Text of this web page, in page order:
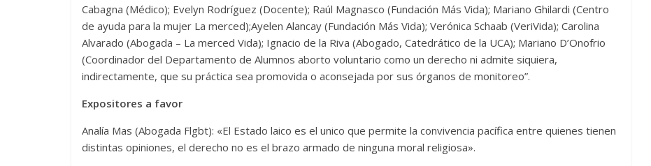
Cabagna (Médico); Evelyn Rodríguez (Docente); Raúl Magnasco (Fundación Más Vida); Mariano Ghilardi (Centro
de ayuda para la mujer La merced);Ayelen Alancay (Fundación Más Vida); Verónica Schaab (VeriVida); Carolina
Alvarado (Abogada – La merced Vida); Ignacio de la Riva (Abogado, Catedrático de la UCA); Mariano D’Onofrio
(Coordinador del Departamento de Alumnos aborto voluntario como un derecho ni admite siquiera,
indirectamente, que su práctica sea promovida o aconsejada por sus órganos de monitoreo”.
Expositores a favor
Analía Mas (Abogada Flgbt): «El Estado laico es el unico que permite la convivencia pacífica entre quienes tienen
distintas opiniones, el derecho no es el brazo armado de ninguna moral religiosa».